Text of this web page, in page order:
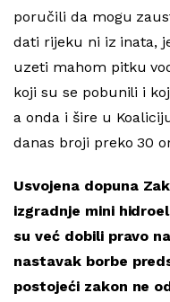
poručili da mogu
dati rijeku ni iz inata,
uzeti mahom pitku
koji su se pobunili i
a onda i šire u
danas broji preko 30
Usvojena dopuna
izgradnje mini
su već dobili pravo
nastavak borbe
postojeći zakon ne